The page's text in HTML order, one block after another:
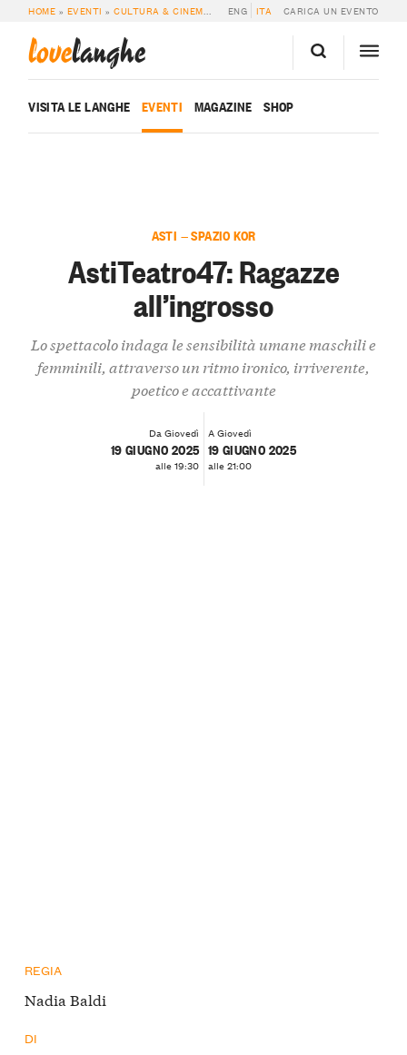
HOME » EVENTI »CULTURA & CINEMA » ASTITEATRO47: RAGAZZE
ENG ITA CARICA UN EVENTO
lovelanghe
VISITA LE LANGHE EVENTI MAGAZINE SHOP
ASTI — SPAZIO KOR
AstiTeatro47: Ragazze
all’ingrosso
Lo spettacolo indaga le sensibilità umane maschili e
femminili, attraverso un ritmo ironico, irriverente,
poetico e accattivante
Da Giovedì
19 GIUGNO 2025
alle 19:30
A Giovedì
19 GIUGNO 2025
alle 21:00
REGIA
Nadia Baldi
DI